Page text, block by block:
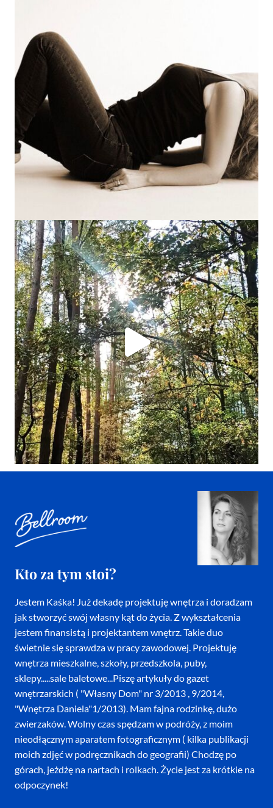
Kto za tym stoi?
Jestem Kaśka! Już dekadę projektuję wnętrza i doradzam
jak stworzyć swój własny kąt do życia. Z wykształcenia
jestem finansistą i projektantem wnętrz. Takie duo
świetnie się sprawdza w pracy zawodowej. Projektuję
wnętrza mieszkalne, szkoły, przedszkola, puby,
sklepy.....sale baletowe...Piszę artykuły do gazet
wnętrzarskich ( "Własny Dom" nr 3/2013 , 9/2014,
"Wnętrza Daniela"1/2013). Mam fajna rodzinkę, dużo
zwierzaków. Wolny czas spędzam w podróży, z moim
nieodłącznym aparatem fotograficznym ( kilka publikacji
moich zdjęć w podręcznikach do geografii) Chodzę po
górach, jeżdżę na nartach i rolkach. Życie jest za krótkie na
odpoczynek!